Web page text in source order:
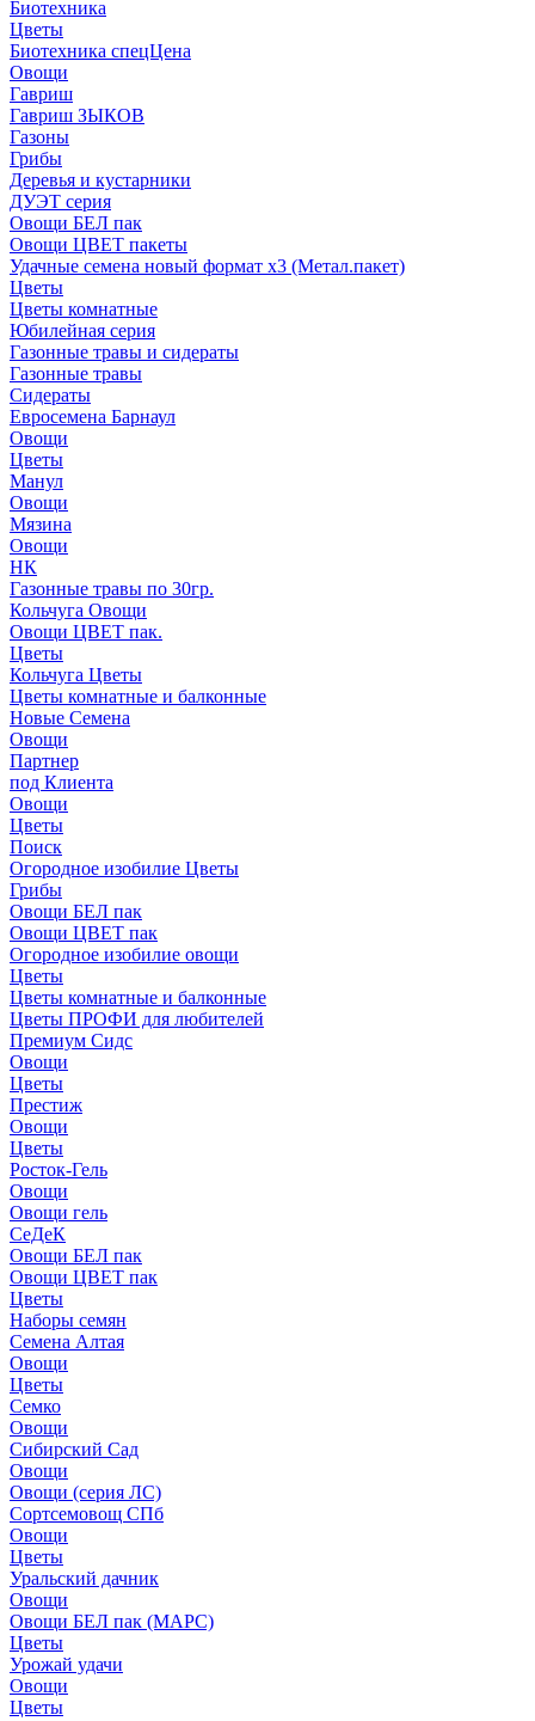
Биотехника
Цветы
Биотехника спецЦена
Овощи
Гавриш
Гавриш ЗЫКОВ
Газоны
Грибы
Деревья и кустарники
ДУЭТ серия
Овощи БЕЛ пак
Овощи ЦВЕТ пакеты
Удачные семена новый формат х3 (Метал.пакет)
Цветы
Цветы комнатные
Юбилейная серия
Газонные травы и сидераты
Газонные травы
Сидераты
Евросемена Барнаул
Овощи
Цветы
Манул
Овощи
Мязина
Овощи
НК
Газонные травы по 30гр.
Кольчуга Овощи
Овощи ЦВЕТ пак.
Цветы
Кольчуга Цветы
Цветы комнатные и балконные
Новые Семена
Овощи
Партнер
под Клиента
Овощи
Цветы
Поиск
Огородное изобилие Цветы
Грибы
Овощи БЕЛ пак
Овощи ЦВЕТ пак
Огородное изобилие овощи
Цветы
Цветы комнатные и балконные
Цветы ПРОФИ для любителей
Премиум Сидс
Овощи
Цветы
Престиж
Овощи
Цветы
Росток-Гель
Овощи
Овощи гель
СеДеК
Овощи БЕЛ пак
Овощи ЦВЕТ пак
Цветы
Наборы семян
Семена Алтая
Овощи
Цветы
Семко
Овощи
Сибирский Сад
Овощи
Овощи (серия ЛС)
Сортсемовощ СПб
Овощи
Цветы
Уральский дачник
Овощи
Овощи БЕЛ пак (МАРС)
Цветы
Урожай удачи
Овощи
Цветы